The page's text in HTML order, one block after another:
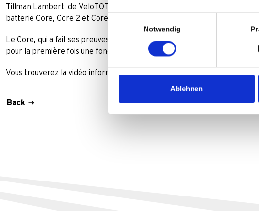
Einwilligungsauswahl
Notwendig
Ablehnen
Tillman Lambert, de VeloTOTAL BikeCheck, s'entretient avec Herbert
batterie Core, Core 2 et Core 2 Highbeam.
Le Core, qui a fait ses preuves, trouve dans le Core 2 un successeur
pour la première fois une fonction de feux de route intégrée.
Vous trouverez la vidéo informative
Back